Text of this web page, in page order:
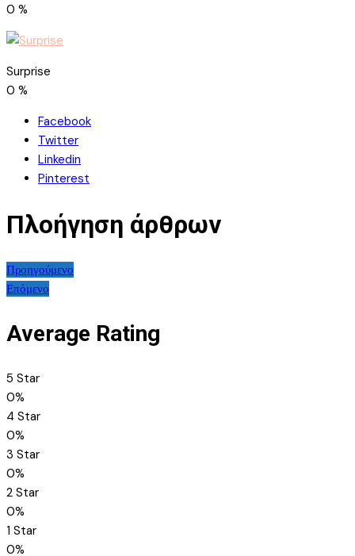
0 %
Surprise
0 %
Facebook
Twitter
Linkedin
Pinterest
Πλοήγηση άρθρων
Προηγούμενο
Επόμενο
Average Rating
5 Star
0%
4 Star
0%
3 Star
0%
2 Star
0%
1 Star
0%